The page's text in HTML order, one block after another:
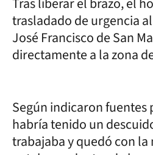
trasladado de urgencia
José Francisco de San
directamente a la zona
Según indicaron fuentes
habría tenido un
trabajaba y quedó con la